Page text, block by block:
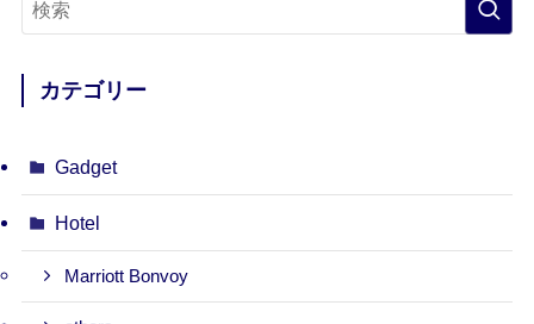
カテゴリー
Gadget
Hotel
Marriott Bonvoy